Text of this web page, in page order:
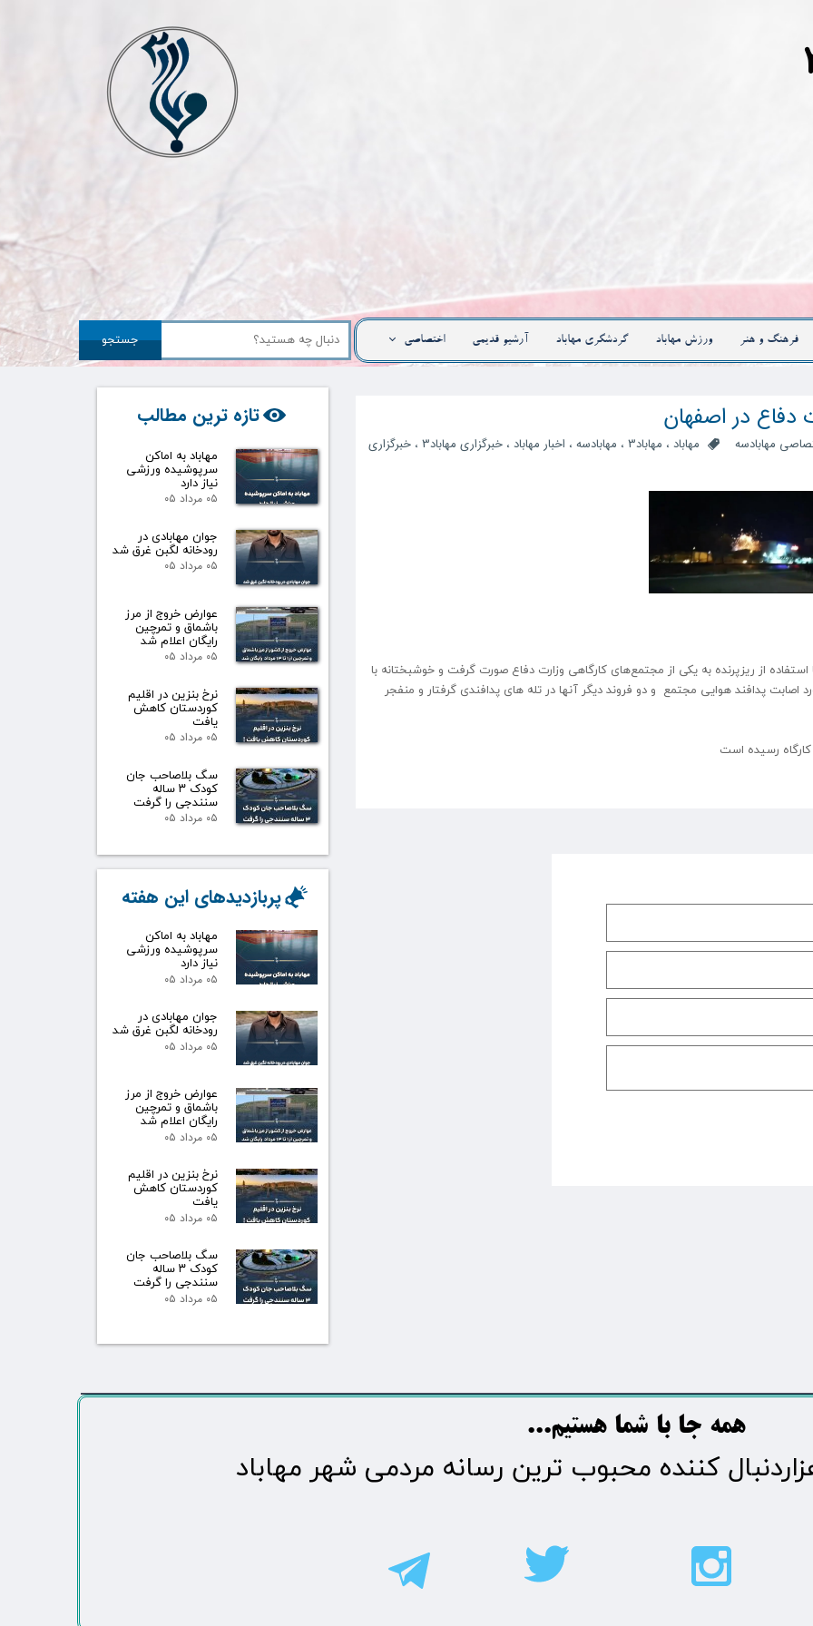
فرهنگ و هنر ورزش مهاباد گردشگری مهاباد آرشیو قدیمی اختصاصی جستجو
دفاع در اصفهان
مهابادسه مهاباد ، مهاباد3 ، مهابادسه ، اخبار مهاباد ،خبرگزاری مهاباد3 ،خبرگزاری
حوالی ساعت ۲۳:۳۰ حمله ناموفق با استفاده از ریزپرنده به یکی از مجتمع‌های کارگاهی وزارت دفاع صورت گرفت و خوشبختانه با
پدافند هوایی مجتمع و دو فروند دیگر آنها در تله های پدافندی گرفتار و منفجر
رسیده است
تازه ترین مطالب
مهاباد به اماکن
سرپوشیده ورزشی
نیاز دارد
۰۵ مرداد ۰۵
جوان مهابادی در
رودخانه لگبن غرق شد
۰۵ مرداد ۰۵
عوارض خروج از مرز
باشماق و تمرچین
رایگان اعلام شد
۰۵ مرداد ۰۵
نرخ بنزین در اقلیم
کوردستان کاهش
یافت
۰۵ مرداد ۰۵
سگ بلاصاحب جان
کودک ۳ ساله
سنندجی را گرفت
۰۵ مرداد ۰۵
مهاباد به اماکن
سرپوشیده ورزشی
نیاز دارد
۰۵ مرداد ۰۵
جوان مهابادی در
رودخانه لگبن غرق شد
۰۵ مرداد ۰۵
عوارض خروج از مرز
باشماق و تمرچین
رایگان اعلام شد
۰۵ مرداد ۰۵
نرخ بنزین در اقلیم
کوردستان کاهش
یافت
۰۵ مرداد ۰۵
سگ بلاصاحب جان
کودک ۳ ساله
سنندجی را گرفت
۰۵ مرداد ۰۵
پربازدیدهای این هفته
​​​همه جا با شما هستیم...​​​​​​​​​​​​​​